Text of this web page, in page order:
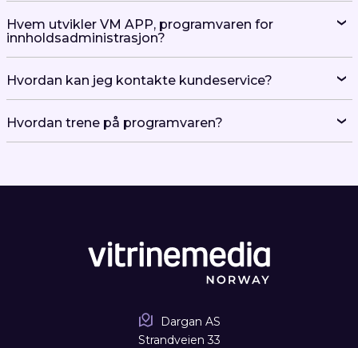
Hvordan trene på programvaren?
Dargan AS
Strandveien 33